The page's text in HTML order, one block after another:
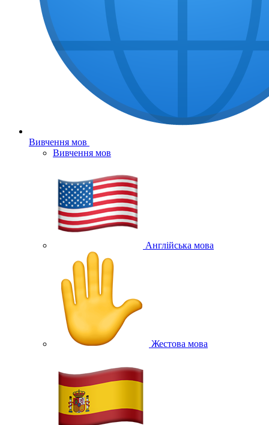
Вивчення мов
Вивчення мов
Англійська мова
Жестова мова